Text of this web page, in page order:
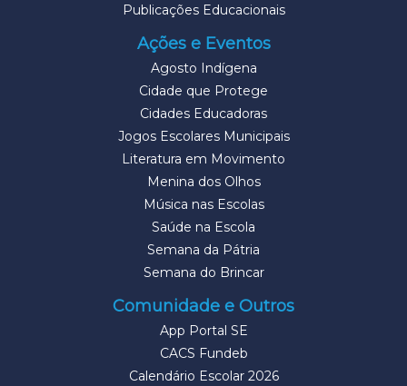
Publicações Educacionais
Ações e Eventos
Agosto Indígena
Cidade que Protege
Cidades Educadoras
Jogos Escolares Municipais
Literatura em Movimento
Menina dos Olhos
Música nas Escolas
Saúde na Escola
Semana da Pátria
Semana do Brincar
Comunidade e Outros
App Portal SE
CACS Fundeb
Calendário Escolar 2026